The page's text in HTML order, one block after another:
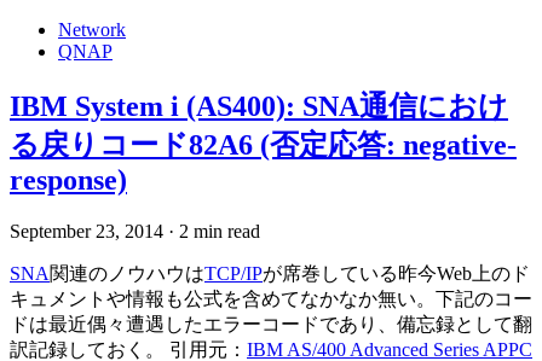
Network
QNAP
IBM System i (AS400): SNA通信におけ
る戻りコード82A6 (否定応答: negative-
response)
September 23, 2014 · 2 min read
SNA関連のノウハウはTCP/IPが席巻している昨今Web上のド
キュメントや情報も公式を含めてなかなか無い。下記のコー
ドは最近偶々遭遇したエラーコードであり、備忘録として翻
訳記録しておく。 引用元： IBM AS/400 Advanced Series APPC